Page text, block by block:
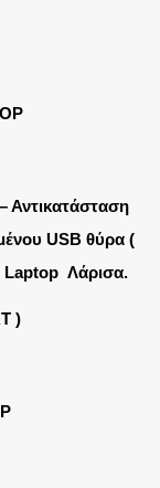
Αντικατάσταση
USB θύρα (
Laptop Λάρισα.
)